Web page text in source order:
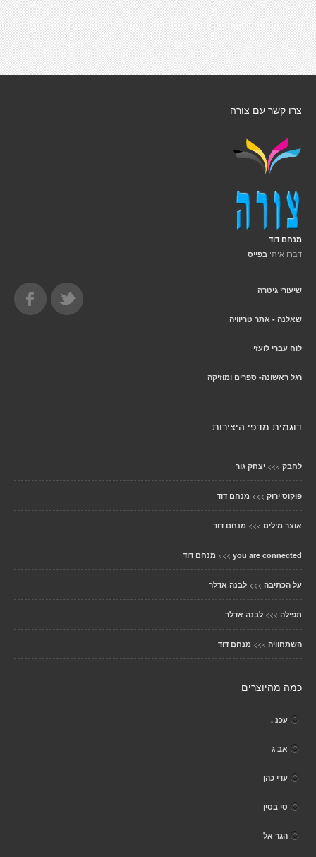
צרו קשר עם צורה
מנחם דוד
דברו איתי בפייס
שיעורי גיטרה
שאלנה - אתר טריוויה
לוח עברי לועזי
רגל ראשונה- ספרים ומוזיקה
דוגמית מדפי היצירות
לחבק >>> יצחק גור
פוקוס ירוק >>> מנחם דוד
אוצר מילים >>> מנחם דוד
you are connected
>>> מנחם דוד
על הכתיבה >>> לבנה אדלר
תפילה >>> לבנה אדלר
השתחוויה >>> מנחם דוד
כמה מהיוצרים
עכנ .
אב ג
עדי כהן
סי בסין
הגר אל